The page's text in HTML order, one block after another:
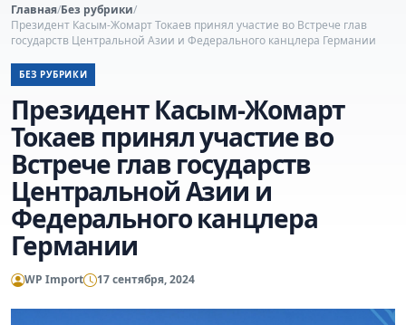
Главная/Без рубрики/
Президент Касым-Жомарт Токаев принял участие во Встрече глав
государств Центральной Азии и Федерального канцлера Германии
БЕЗ РУБРИКИ
Президент Касым-Жомарт
Токаев принял участие во
Встрече глав государств
Центральной Азии и
Федерального канцлера
Германии
WP Import 17 сентября, 2024